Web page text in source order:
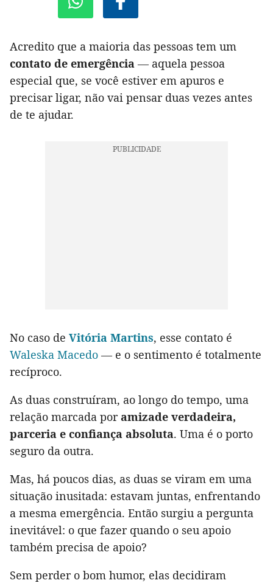
Acredito que a maioria das pessoas tem um
contato de emergência — aquela pessoa
especial que, se você estiver em apuros e
precisar ligar, não vai pensar duas vezes antes
de te ajudar.
No caso de Vitória Martins, esse contato é
Waleska Macedo — e o sentimento é totalmente
recíproco.
As duas construíram, ao longo do tempo, uma
relação marcada poramizade verdadeira,
parceria e confiança absoluta. Uma é o porto
seguro da outra.
Mas, há poucos dias, as duas se viram em uma
situação inusitada: estavam juntas, enfrentando
a mesma emergência. Então surgiu a pergunta
inevitável: o que fazer quando o seu apoio
também precisa de apoio?
Sem perder o bom humor, elas decidiram